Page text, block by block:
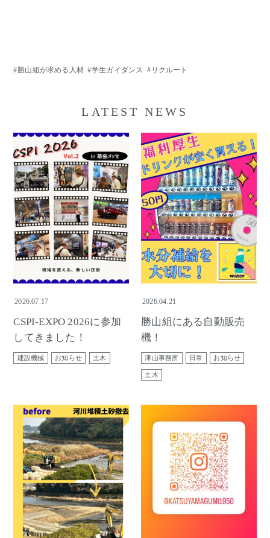
勝山組が求める人材 学生ガイダンス リクルート
LATEST NEWS
2026.07.17
CSPI-EXPO 2026に参加
してきました！
建設機械 お知らせ 土木
2026.04.21
勝山組にある自動販売
機！
津山事務所 日常 お知らせ
土木